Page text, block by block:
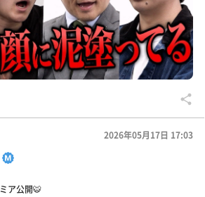
2026年05月17日 17:03
ア公開🐯